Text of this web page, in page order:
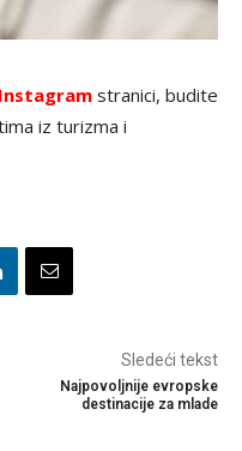
Instagram stranici, budite
iz turizma i
Sledeći tekst
Najpovoljnije evropske
destinacije za mlade